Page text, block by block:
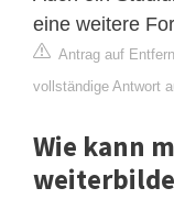
eine weitere
Antrag auf
vollständige Antwort
Wie kann